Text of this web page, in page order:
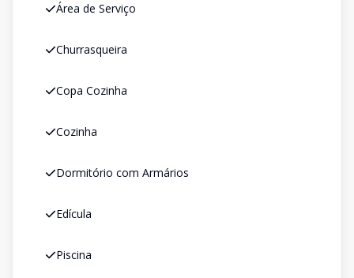
Área de Serviço
Churrasqueira
Copa Cozinha
Cozinha
Dormitório com Armários
Edícula
Piscina